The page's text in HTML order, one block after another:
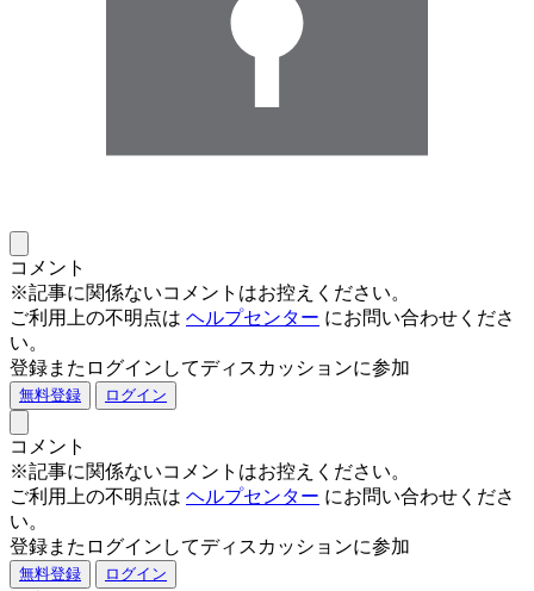
コメント
※記事に関係ないコメントはお控えください。
ご利用上の不明点は ヘルプセンター にお問い合わせくださ
い。
登録またログインしてディスカッションに参加
無料登録 ログイン
コメント
※記事に関係ないコメントはお控えください。
ご利用上の不明点は ヘルプセンター にお問い合わせくださ
い。
登録またログインしてディスカッションに参加
無料登録 ログイン